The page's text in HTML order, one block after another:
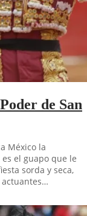
de San
México la
el guapo que le
sorda y seca,
actuantes…